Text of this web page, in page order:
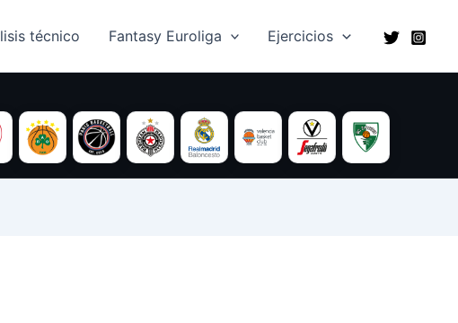
técnico​ Fantasy Euroliga Ejercicios